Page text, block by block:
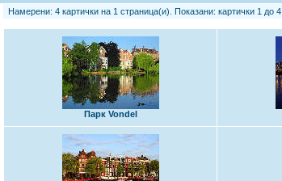
Намерени: 4 картички на 1 страница(и). Показани: картички 1 до 4.
Парк Vondel